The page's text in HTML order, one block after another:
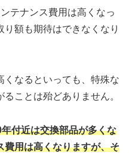
テナンス費用は高くなっ
額も期待はできなくなり
くなるといっても、特殊な
ことは殆どありません。
付近は交換部品が多くな
費用は高くなりますが、そ